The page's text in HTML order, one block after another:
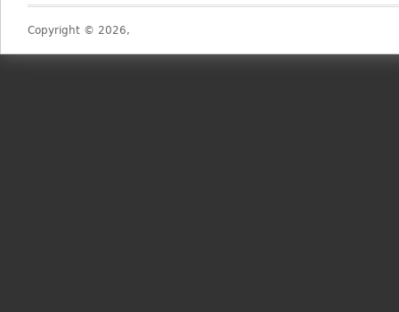
Copyright © 2026,